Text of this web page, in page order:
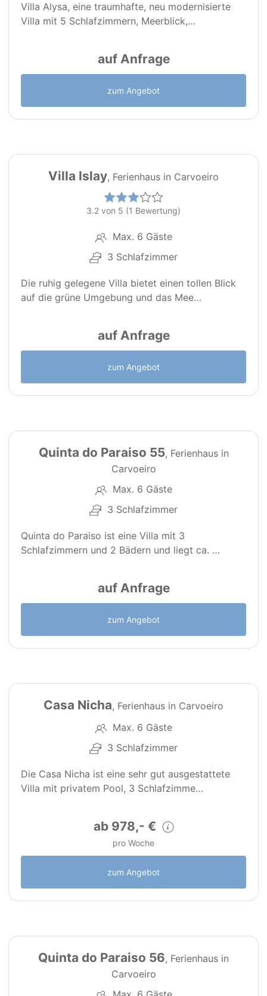
Villa Alysa, eine traumhafte, neu modernisierte
Villa mit 5 Schlafzimmern, Meerblick,…
auf Anfrage
zum Angebot
Villa Islay, Ferienhaus in Carvoeiro
3.2 von 5 (1 Bewertung)
Max. 6 Gäste
3 Schlafzimmer
Die ruhig gelegene Villa bietet einen tollen Blick
auf die grüne Umgebung und das Mee…
auf Anfrage
zum Angebot
Quinta do Paraiso 55, Ferienhaus in
Carvoeiro
Max. 6 Gäste
3 Schlafzimmer
Quinta do Paraiso ist eine Villa mit 3
Schlafzimmern und 2 Bädern und liegt ca. …
auf Anfrage
zum Angebot
Casa Nicha, Ferienhaus in Carvoeiro
Max. 6 Gäste
3 Schlafzimmer
Die Casa Nicha ist eine sehr gut ausgestattete
Villa mit privatem Pool, 3 Schlafzimme…
ab 978,- €
pro Woche
zum Angebot
Quinta do Paraiso 56, Ferienhaus in
Carvoeiro